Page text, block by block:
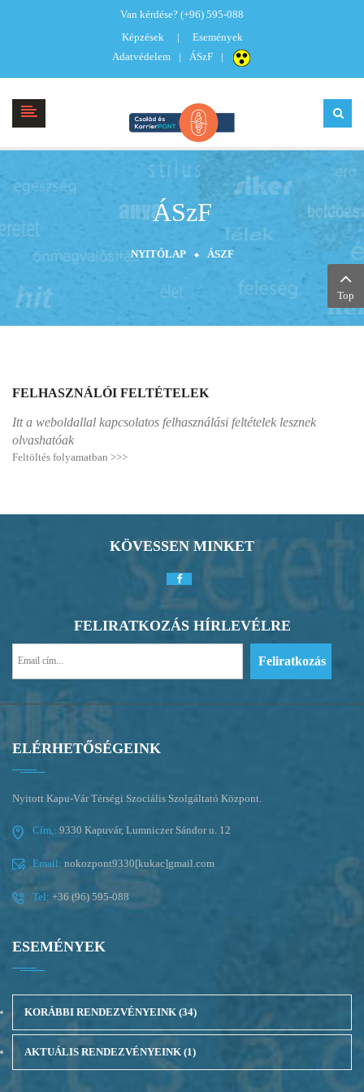
Van kérdése? (+96) 595-088
Képzések
Események
Adatvédelem
ÁSzF
ÁSzF
NYITÓLAP ÁSZF
FELHASZNÁLÓI FELTÉTELEK
Itt a weboldallal kapcsolatos felhasználási feltételek lesznek
olvashatóak
Feltöltés folyamatban >>>
KÖVESSEN MINKET
FELIRATKOZÁS HÍRLEVÉLRE
ELÉRHETŐSÉGEINK
Nyitott Kapu-Vár Térségi Szociális Szolgáltató Központ.
Cím,: 9330 Kapuvár, Lumniczer Sándor u. 12
Email: nokozpont9330[kukac]gmail.com
Tel: +36 (96) 595-088
ESEMÉNYEK
KORÁBBI RENDEZVÉNYEINK (34)
AKTUÁLIS RENDEZVÉNYEINK (1)
Top